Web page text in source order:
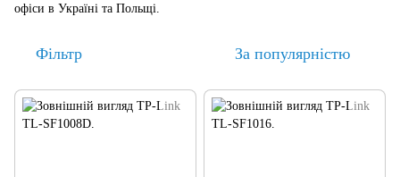
офіси в Україні та Польщі
Фільтр За популярністю